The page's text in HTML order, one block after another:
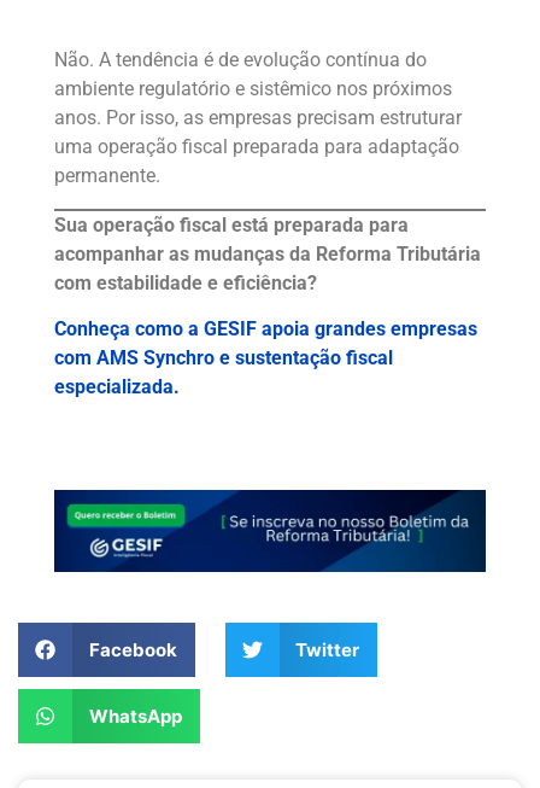
Não. A tendência é de evolução contínua do
ambiente regulatório e sistêmico nos próximos
anos. Por isso, as empresas precisam estruturar
uma operação fiscal preparada para adaptação
permanente.
Sua operação fiscal está preparada para
acompanhar as mudanças da Reforma Tributária
com estabilidade e eficiência?
Conheça como a GESIF apoia grandes empresas
com AMS Synchro e sustentação fiscal
especializada.
Facebook Twitter
WhatsApp